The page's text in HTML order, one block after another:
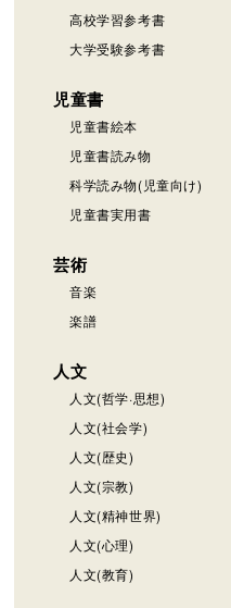
高校学習参考書
大学受験参考書
児童書
児童書絵本
児童書読み物
科学読み物(児童向け)
児童書実用書
芸術
音楽
楽譜
人文
人文(哲学·思想)
人文(社会学)
人文(歴史)
人文(宗教)
人文(精神世界)
人文(心理)
人文(教育)